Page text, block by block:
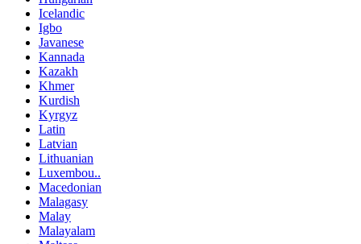
Icelandic
Igbo
Javanese
Kannada
Kazakh
Khmer
Kurdish
Kyrgyz
Latin
Latvian
Lithuanian
Luxembou..
Macedonian
Malagasy
Malay
Malayalam